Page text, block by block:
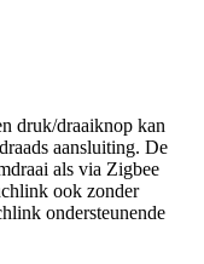
druk/draaiknop kan
aansluiting. De
als via Zigbee
ook zonder
ondersteunende